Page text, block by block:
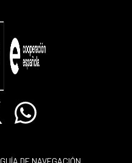
Whatsapp